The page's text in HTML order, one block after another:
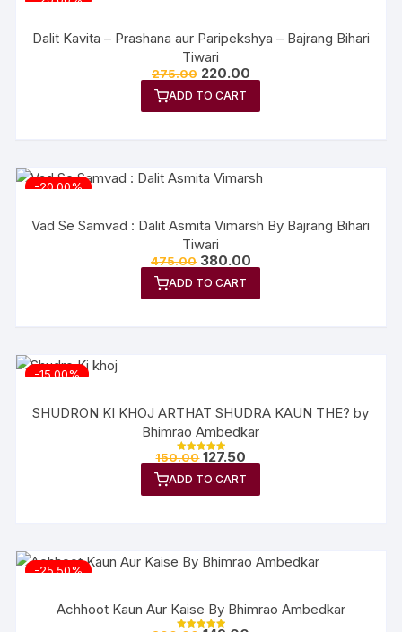
Dalit Kavita – Prashana aur Paripekshya – Bajrang Bihari
Tiwari
275.00 220.00
ADD TO CART
-20.00%
Vad Se Samvad : Dalit Asmita Vimarsh By Bajrang Bihari
Tiwari
475.00 380.00
ADD TO CART
-15.00%
SHUDRON KI KHOJ ARTHAT SHUDRA KAUN THE? by
Bhimrao Ambedkar
Rated
out of 5
150.00 127.50
ADD TO CART
-25.50%
Achhoot Kaun Aur Kaise By Bhimrao Ambedkar